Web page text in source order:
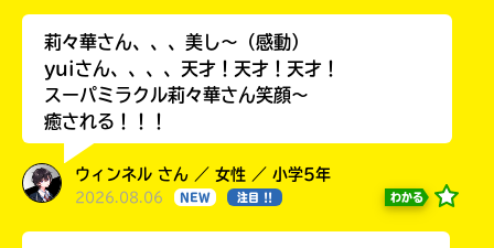
莉々華さん、、、美し〜（感動）
yuiさん、、、、天才！天才！天才！
スーパミラクル莉々華さん笑顔〜
癒される！！！
ウィンネル さん ／ 女性 ／ 小学5年
2026.08.06 NEW 注目 !! わかる